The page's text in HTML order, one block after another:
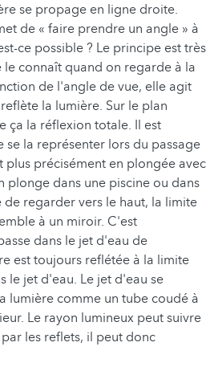
se propage en ligne droite.
de « faire prendre un angle » à
ce possible ? Le principe est très
connaît quand on regarde à la
de l'angle de vue, elle agit
la lumière. Sur le plan
ça la réflexion totale. Il est
se la représenter lors du passage
plus précisément en plongée avec
plonge dans une piscine ou dans
de regarder vers le haut, la limite
à un miroir. C'est
dans le jet d'eau de
est toujours reflétée à la limite
le jet d'eau. Le jet d'eau se
lumière comme un tube coudé à
Le rayon lumineux peut suivre
les reflets, il peut donc